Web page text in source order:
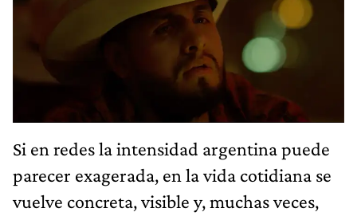
Si en redes la intensidad argentina puede
parecer exagerada, en la vida cotidiana se
vuelve concreta, visible y, muchas veces,